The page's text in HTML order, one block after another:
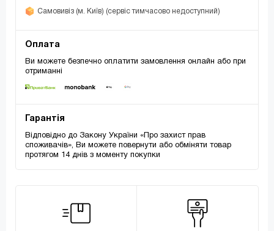
Самовивіз (м. Київ) (сервіс тимчасово недоступний)
Оплата
Ви можете безпечно оплатити замовлення онлайн або при
отриманні
Гарантія
Відповідно до Закону України «Про захист прав
споживачів», Ви можете повернути або обміняти товар
протягом 14 днів з моменту покупки